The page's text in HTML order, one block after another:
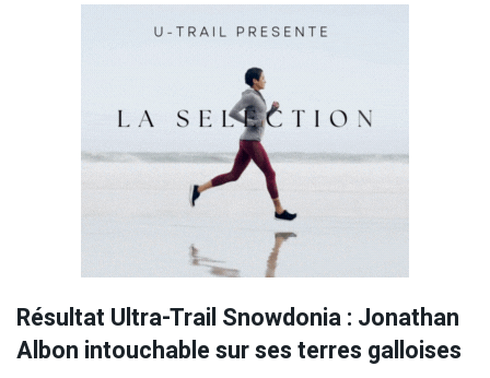
Résultat Ultra-Trail Snowdonia : Jonathan
Albon intouchable sur ses terres galloises